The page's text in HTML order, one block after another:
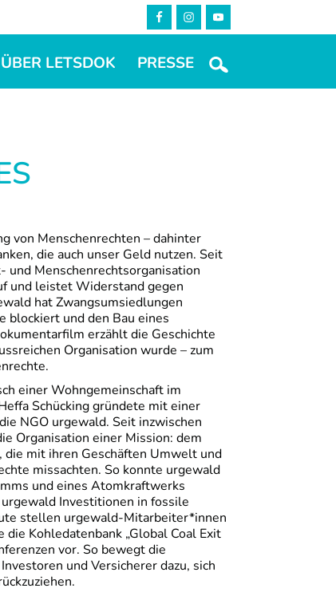
ÜBER LETSDOK PRESSE
von Menschenrechten – dahinter
die auch unser Geld nutzen. Seit
und Menschenrechtsorganisation
und leistet Widerstand gegen
hat Zwangsumsiedlungen
und den Bau eines
erzählt die Geschichte
Organisation wurde – zum
einer Wohngemeinschaft im
Schücking gründete mit einer
NGO urgewald. Seit inzwischen
Organisation einer Mission: dem
die mit ihren Geschäften Umwelt und
missachten. So konnte urgewald
und eines Atomkraftwerks
Investitionen in fossile
stellen urgewald-Mitarbeiter*innen
Kohledatenbank „Global Coal Exit
vor. So bewegt die
und Versicherer dazu, sich